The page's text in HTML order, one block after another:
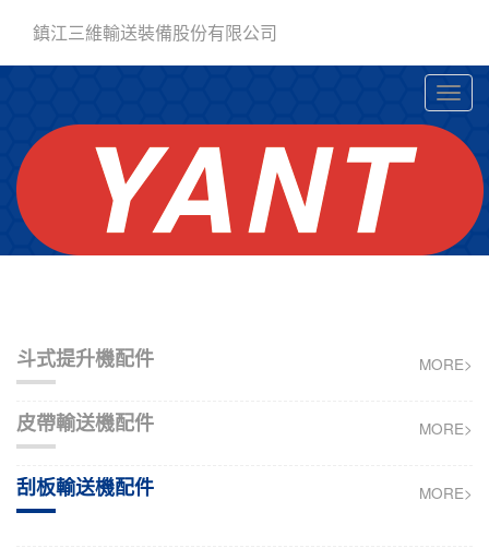
鎮江三維輸送裝備股份有限公司
MORE>
斗式提升機配件
MORE>
皮帶輸送機配件
MORE>
刮板輸送機配件